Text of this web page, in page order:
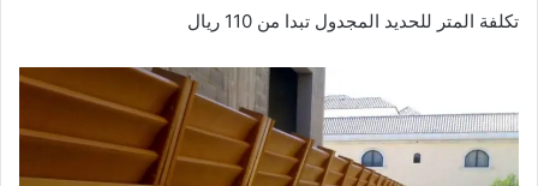
تكلفة المتر للحديد المجدول تبدا من 110 ريال